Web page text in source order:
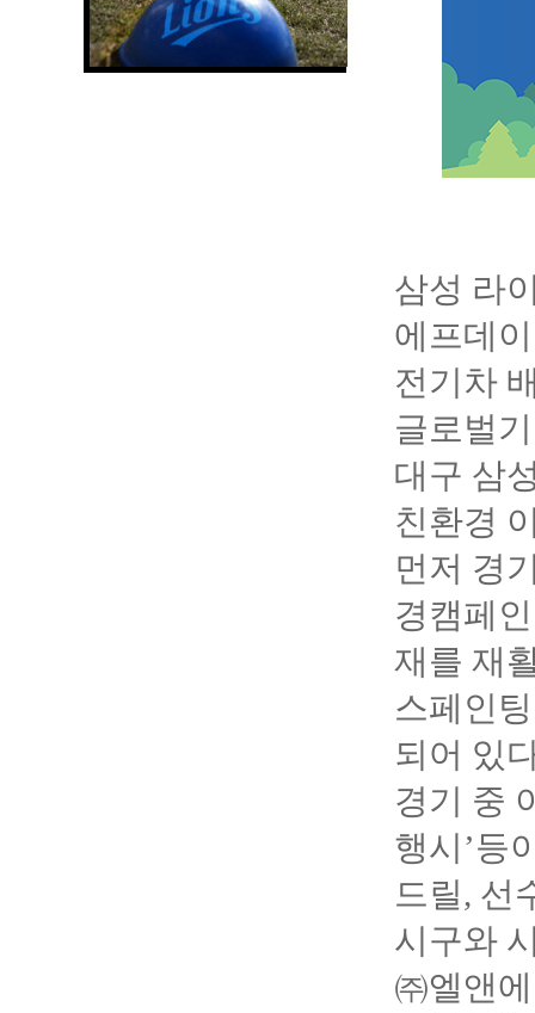
삼성 라
에프데
전기차
글로벌
대구 삼
친환경
먼저 경
경캠페
재를 재
스페인
되어 있
경기 중
행시’등
드릴, 선
시구와
㈜엘앤